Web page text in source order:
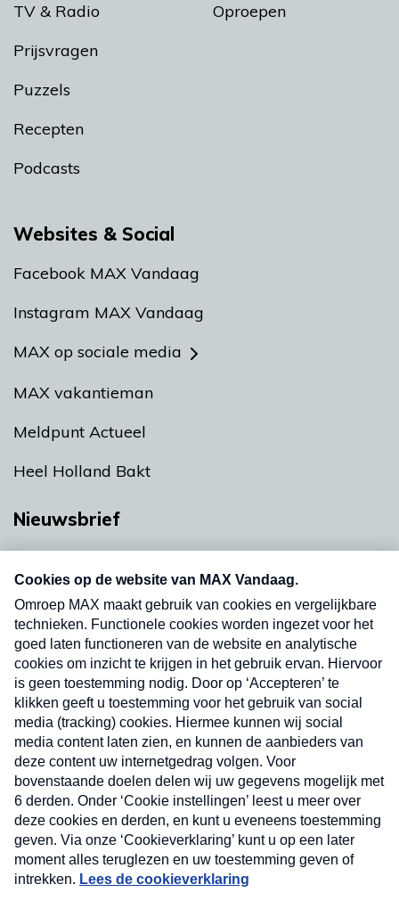
TV & Radio
Prijsvragen
Puzzels
Recepten
Podcasts
Oproepen
Websites & Social
Facebook MAX Vandaag
Instagram MAX Vandaag
MAX op sociale media
MAX vakantieman
Meldpunt Actueel
Heel Holland Bakt
Nieuwsbrief
nieuwsbrief. Elke vrijdag- en dinsdagochtend in
uw mailbox.
Verzend
Nieuwsbrief
Neem hier een gratis abonnement op onze
nieuwsbrief. Elke vrijdag- en dinsdagochtend in uw